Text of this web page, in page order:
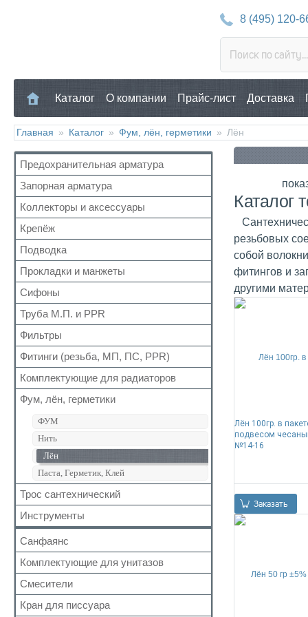
8 (495) 120-
Каталог О компании Прайс-лист Доставка
Главная » Каталог » Фум, лён, герметики » Лён
Предохранительная арматура
Воздухоотводчик
Клапан предохранительный
Манометр/Термометр
Обратный клапан
Поплавковый клапан
Регулятор давления
Кран Маевского
Группы безопасности
Запорная арматура
Кран шаровый для воды
Кран с американкой
Краны прочие
Краны для бытовой техники
Для радиаторов
Дачные краны
Кран шаровый для газа
Запчасти для кранов
Коллекторы и аксессуары
Аксессуары для коллекторов
Коллекторные группы
Коллекторы
Крепёж
Для труб
Для радиатора
Прочий
Подводка
Газ
Газ сильфон
Вода
Вода сильфон
Вода гигант
к смесителю
к смесителю сильфон
Медь
машин
Прокладки и манжеты
Прокладки
Для радиаторов
Сальники
Манжеты для канализационных труб
Наборы
Сифоны
Выпуск
Донный клапан
Колено
Сифон
Обвязка для ванн
Трапы
Трубка
Гофра для сифона
Труба М.П. и PPR
Металлопластиковая
Полипропиленовая
Фильтры
Для обратного клапана
Косой
Прямой
Другие
Фитинги (резьба, МП, ПС, PPR)
Резьбовые
Для МП труб
Комплектующие для радиаторов
Наборы
Комплектующие
Краны Маевского
Кронштейны
Фум, лён, герметики
ФУМ
Нить
Лён
Паста, Герметик, Клей
Трос сантехнический
Инструменты
Санфаянс
Унитазы
Биде
Раковины
Комплектующие для унитазов
Арматура бачка (комплект)
Сливная колонка
Смесители
Кран монокомандный
Кран для писсуара
Каталог
резьбовых
собой
фитингов и
другими
Лён 100гр. в
подвесом
№14-16
Заказать